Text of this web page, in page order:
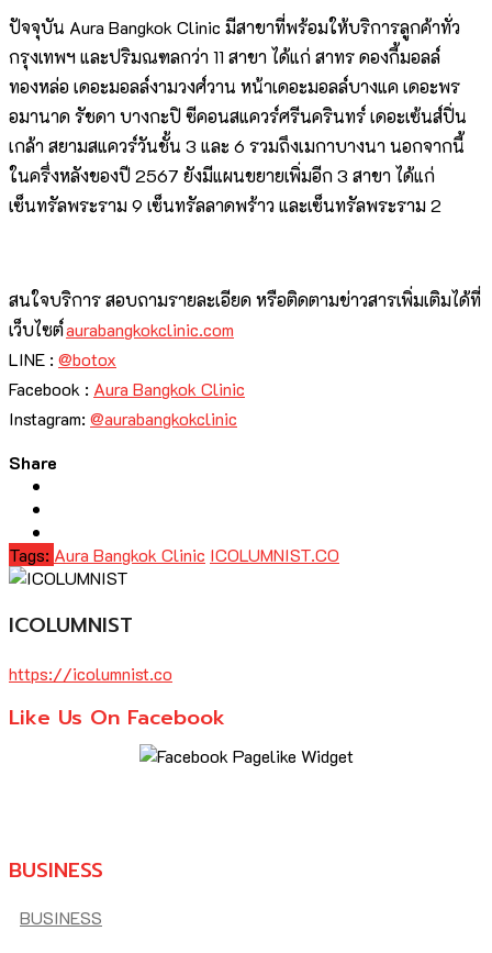
ปัจจุบัน Aura Bangkok Clinic มีสาขาที่พร้อมให้บริการลูกค้าทั่ว
กรุงเทพฯ และปริมณฑลกว่า 11 สาขา ได้แก่ สาทร ดองกี้มอลล์
ทองหล่อ เดอะมอลล์งามวงศ์วาน หน้าเดอะมอลล์บางแค เดอะพร
อมานาด รัชดา บางกะปิ ซีคอนสแควร์ศรีนครินทร์ เดอะเซ้นส์ปิ่น
เกล้า สยามสแควร์วันชั้น 3 และ 6 รวมถึงเมกาบางนา นอกจากนี้
ในครึ่งหลังของปี 2567 ยังมีแผนขยายเพิ่มอีก 3 สาขา ได้แก่
เซ็นทรัลพระราม 9 เซ็นทรัลลาดพร้าว และเซ็นทรัลพระราม 2
สนใจบริการ สอบถามรายละเอียด หรือติดตามข่าวสารเพิ่มเติมได้ที่
เว็บไซต์aurabangkokclinic.com
LINE : @botox
Facebook : Aura Bangkok Clinic
Instagram: @aurabangkokclinic
Share
Tags: Aura Bangkok Clinic ICOLUMNIST.CO
ICOLUMNIST
https://icolumnist.co
Like Us On Facebook
BUSINESS
BUSINESS